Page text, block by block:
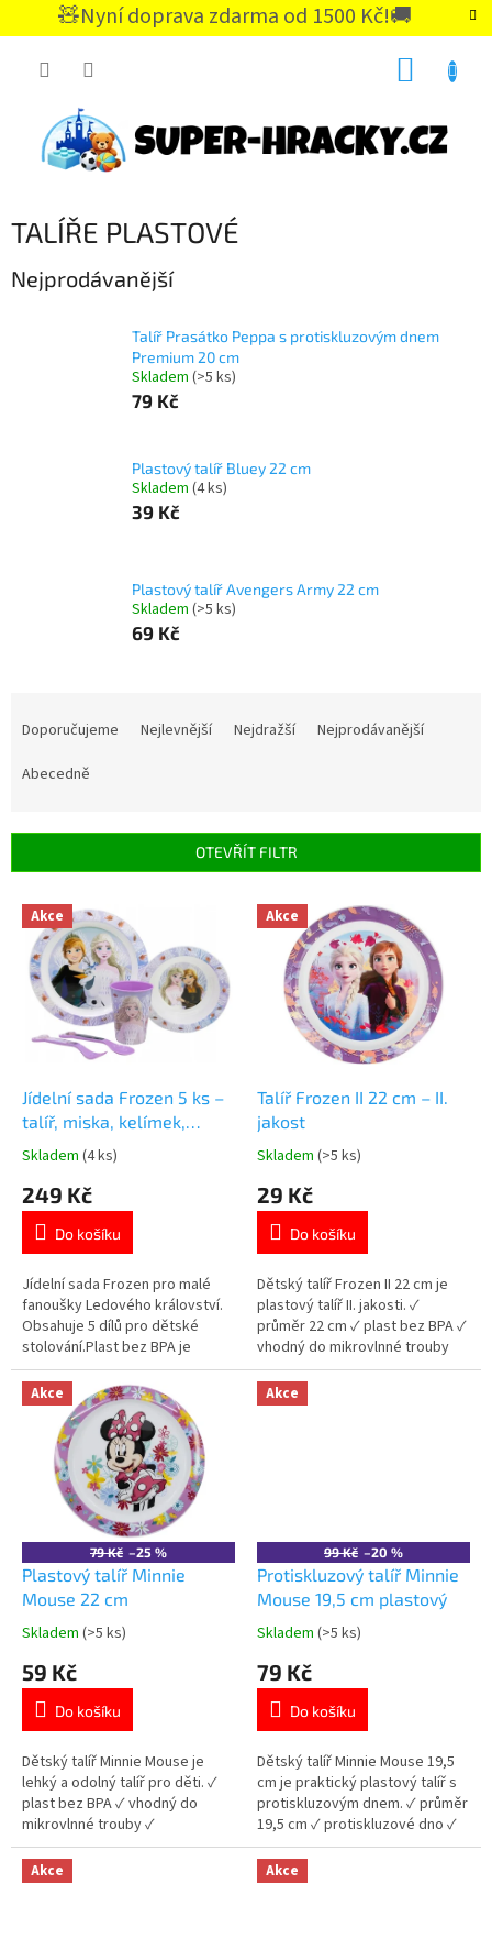
🧸Nyní doprava zdarma od 1500 Kč!🚚
CZK
TALÍŘE PLASTOVÉ
Nejprodávanější
Talíř Prasátko Peppa s protiskluzovým dnem
Premium 20 cm
Skladem (>5 ks)
79 Kč
Plastový talíř Bluey 22 cm
Skladem (4 ks)
39 Kč
Plastový talíř Avengers Army 22 cm
Skladem (>5 ks)
69 Kč
r
Doporučujeme Nejlevnější Nejdražší
Nejprodávanější
Abecedně
OTEVŘÍT FILTR
V Akce
Jídelní sada Frozen 5 ks –
talíř, miska, kelímek,
příbory
Průměrné
produktu
5,0
5
hvězdiček.
Skladem (4 ks)
249 Kč
Do košíku
Jídelní sada Frozen pro malé
fanoušky Ledového království.
Obsahuje 5 dílů pro dětské
stolování.Plast bez BPA je
bezpečný pro běžné
používání.Lehké a odolné
provedení.Vhodná do
mikrovlnné trouby. 👉 Více
produktů s motivem Frozen
Akce
Talíř Frozen II 22 cm – II.
jakost
Průměrné
produktu
5,0
5
hvězdiček.
Skladem (>5 ks)
29 Kč
Do košíku
Dětský talíř Frozen II 22 cm je
plastový talíř II. jakosti. ✓
průměr 22 cm ✓ plast bez BPA ✓
vhodný do mikrovlnné trouby
👉 Více produktů Frozen
Akce
79 Kč –25 %
Plastový talíř Minnie
Mouse 22 cm
Průměrné
produktu
5,0
5
hvězdiček.
Skladem (>5 ks)
59 Kč
Do košíku
Dětský talíř Minnie Mouse je
lehký a odolný talíř pro děti. ✓
plast bez BPA ✓ vhodný do
mikrovlnné trouby ✓
licencovaný motiv Minnie Mouse
👉 Více produktů Minnie Mouse
Akce
99 Kč –20 %
Protiskluzový talíř Minnie
Mouse 19,5 cm plastový
Průměrné
produktu
5,0
5
hvězdiček.
Skladem (>5 ks)
79 Kč
Do košíku
Dětský talíř Minnie Mouse 19,5
cm je praktický plastový talíř s
protiskluzovým dnem. ✓ průměr
19,5 cm ✓ protiskluzové dno ✓
plast bez BPA ✓ licencovaný
motiv Minnie Mouse 👉 Více
produktů Minnie Mouse
Akce Akce